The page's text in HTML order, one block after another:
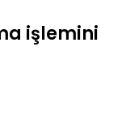
işlemini